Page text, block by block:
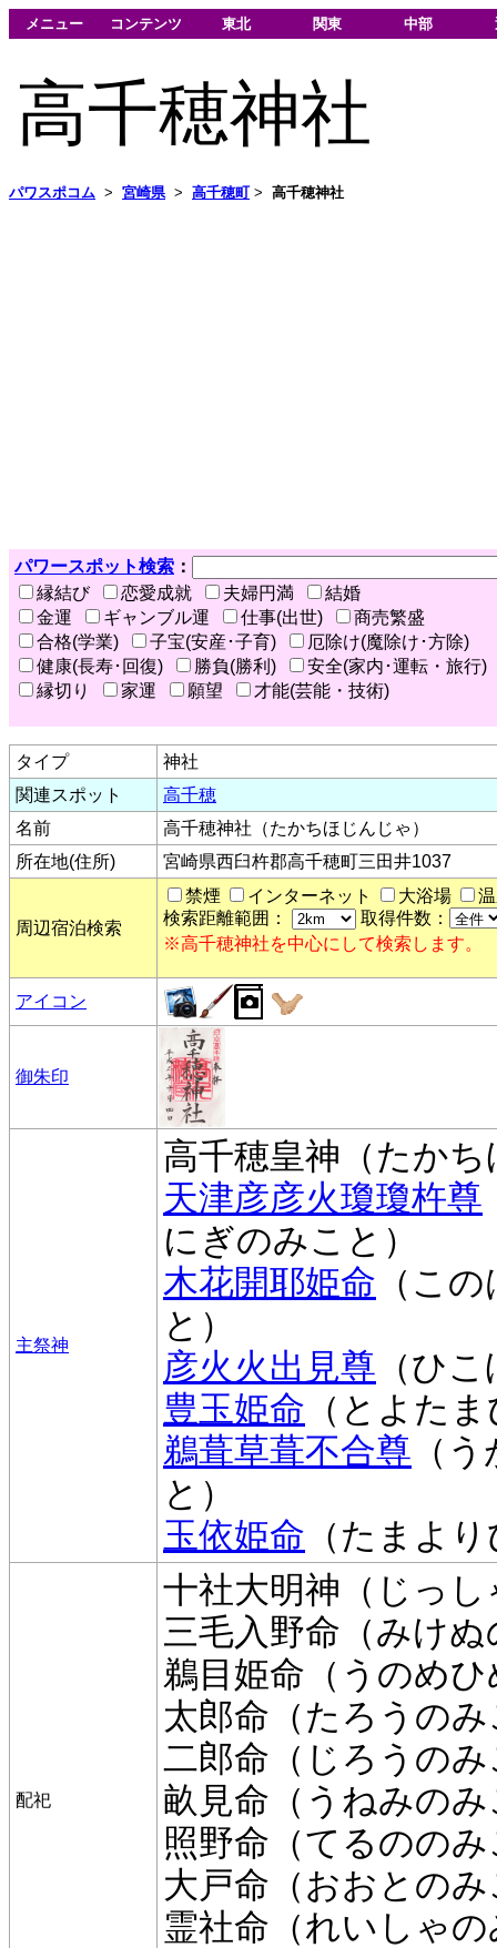
メニュー コンテンツ 東北 関東 中部
高千穂神社
パワスポコム > 宮崎県> 高千穂町> 高千穂神社
パワースポット検索 ：
縁結び
恋愛成就 夫婦円満
結婚
金運
ギャンブル運 仕事(出世)
商売繁盛
合格(学業)
子宝(安産･子育)
厄除け(魔除け･方除)
健康(長寿･回復)
勝負(勝利)
安全(家内･運転・旅行)
縁切り
家運 願望 才能(芸能・技術)
タイプ
神社
関連スポット
高千穂
名前
高千穂神社（たかちほじんじゃ）
所在地(住所)
宮崎県西臼杵郡高千穂町三田井1037
周辺宿泊検索
禁煙 インターネット 大浴場
検索距離範囲：
取得件数：
※高千穂神社を中心にして検索します。
アイコン
御朱印
主祭神
高千穂皇神（たか
天津彦彦火瓊瓊杵尊
にぎのみこと）
木花開耶姫命 （こ
と）
彦火火出見尊 （ひ
豊玉姫命 （とよた
鵜葺草葺不合尊 （
と）
玉依姫命 （たまよ
配祀
十社大明神（じっ
三毛入野命（みけ
鵜目姫命（うのめ
太郎命（たろうの
二郎命（じろうの
畝見命（うねみの
照野命（てるのの
大戸命（おおとの
霊社命（れいしゃ